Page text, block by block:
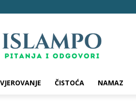
VJEROVANJE ČISTOĆA NAMAZ